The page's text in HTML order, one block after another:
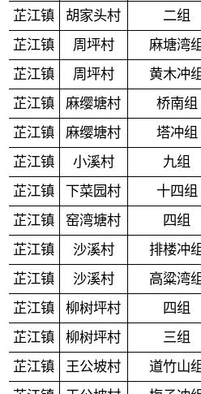
芷江镇
胡家头村
二组
芷江镇
周坪村
麻塘湾
芷江镇
周坪村
黄木冲
芷江镇
麻缨塘村
桥南组
芷江镇
麻缨塘村
塔冲组
芷江镇
小溪村
九组
芷江镇
下菜园村
十四组
芷江镇
窑湾塘村
四组
芷江镇
沙溪村
排楼冲
芷江镇
沙溪村
高粱湾
芷江镇
柳树坪村
四组
芷江镇
柳树坪村
三组
芷江镇
王公坡村
道竹山